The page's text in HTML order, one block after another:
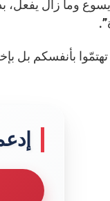
يسوع وما زال
تهتمّوا بأنفسكم